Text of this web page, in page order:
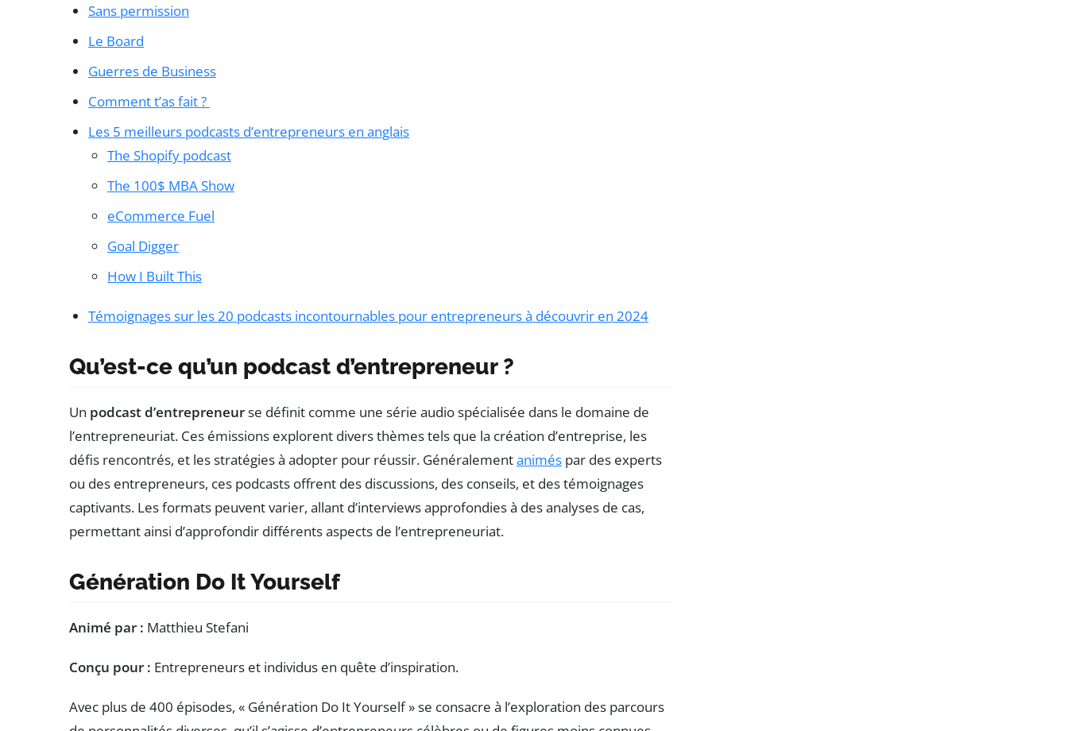
Sans permission
Le Board
Guerres de Business
Comment t’as fait ?
Les 5 meilleurs podcasts d’entrepreneurs en anglais
The Shopify podcast
The 100$ MBA Show
eCommerce Fuel
Goal Digger
How I Built This
Témoignages sur les 20 podcasts incontournables pour entrepreneurs à découvrir en 2024
Qu’est-ce qu’un podcast d’entrepreneur ?
Un podcast d’entrepreneurse définit comme une série audio spécialisée dans le domaine de
l’entrepreneuriat. Ces émissions explorent divers thèmes tels que la création d’entreprise, les
défis rencontrés, et les stratégies à adopter pour réussir. Généralementanimés par des experts
ou des entrepreneurs, ces podcasts offrent des discussions, des conseils, et des témoignages
captivants. Les formats peuvent varier, allant d’interviews approfondies à des analyses de cas,
permettant ainsi d’approfondir différents aspects de l’entrepreneuriat.
Génération Do It Yourself
Animé par : Matthieu Stefani
Conçu pour : Entrepreneurs et individus en quête d’inspiration.
Avec plus de 400 épisodes, « Génération Do It Yourself » se consacre à l’exploration des parcours